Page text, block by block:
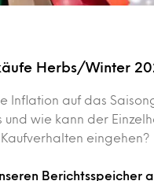
Herbs/Winter
Inflation auf das
und wie kann der
eingehen?
Berichtsspeicher